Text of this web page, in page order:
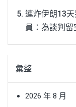
連炸伊朗13
員：為談判留
彙整
2026 年 8 月